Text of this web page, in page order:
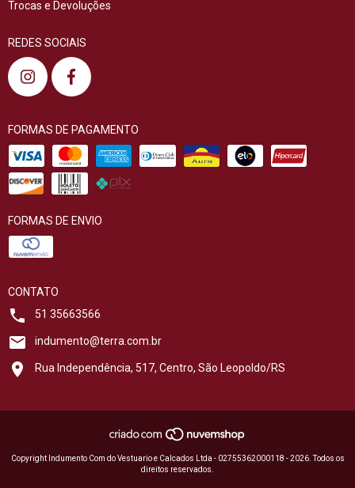
Trocas e Devoluções
REDES SOCIAIS
FORMAS DE PAGAMENTO
FORMAS DE ENVIO
CONTATO
51 35663566
indumento@terra.com.br
Rua Independência, 517, Centro, São Leopoldo/RS
Copyright Indumento Com do Vestuario e Calcados Ltda - 02755362000118 - 2026. Todos os
direitos reservados.